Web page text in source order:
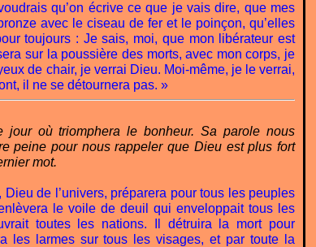
qu’on écrive ce que je vais dire, que mes
avec le ciseau de fer et le poinçon, qu’elles
toujours : Je sais, moi, que mon libérateur est
sur la poussière des morts, avec mon corps, je
de chair, je verrai Dieu. Moi-même, je le verrai,
il ne se détournera pas. »
jour où triomphera le bonheur. Sa parole nous
peine pour nous rappeler que Dieu est plus fort
mot.
de l’univers, préparera pour tous les peuples
le voile de deuil qui enveloppait tous les
toutes les nations. Il détruira la mort pour
les larmes sur tous les visages, et par toute la